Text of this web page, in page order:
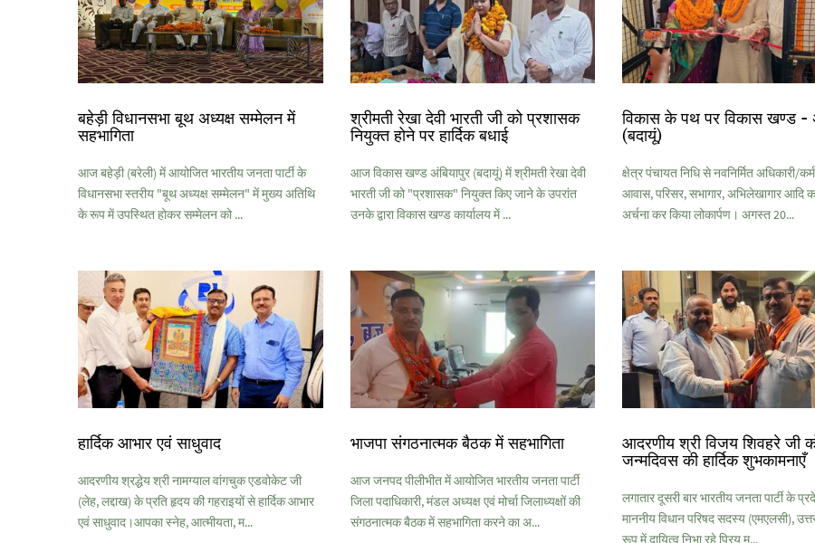
बहेड़ी विधानसभा बूथ अध्यक्ष सम्मेलन में
सहभागिता
आज बहेड़ी (बरेली) में आयोजित भारतीय जनता पार्टी के
विधानसभा स्तरीय "बूथ अध्यक्ष सम्मेलन" में मुख्य अतिथि
के रूप में उपस्थित होकर सम्मेलन को ...
श्रीमती रेखा देवी भारती जी को प्रशासक
नियुक्त होने पर हार्दिक बधाई
आज विकास खण्ड अंबियापुर (बदायूं) में श्रीमती रेखा देवी
भारती जी को "प्रशासक" नियुक्त किए जाने के उपरांत
उनके द्वारा विकास खण्ड कार्यालय में ...
विकास के पथ पर विकास खण्ड -
(बदायूं)
क्षेत्र पंचायत निधि से नवनिर्मित अधिकारी/
आवास, परिसर, सभागार, अभिलेखागार आदि
अर्चना कर किया लोकार्पण। अगस्त 20...
हार्दिक आभार एवं साधुवाद
आदरणीय श्रद्धेय श्री नामग्याल वांगचुक एडवोकेट जी
(लेह, लद्दाख) के प्रति हृदय की गहराइयों से हार्दिक आभार
एवं साधुवाद।आपका स्नेह, आत्मीयता, म...
भाजपा संगठनात्मक बैठक में सहभागिता
आज जनपद पीलीभीत में आयोजित भारतीय जनता पार्टी
जिला पदाधिकारी, मंडल अध्यक्ष एवं मोर्चा जिलाध्यक्षों की
संगठनात्मक बैठक में सहभागिता करने का अ...
आदरणीय श्री विजय शिवहरे जी
जन्मदिवस की हार्दिक शुभकामनाएँ
लगातार दूसरी बार भारतीय जनता पार्टी के
माननीय विधान परिषद सदस्य (एमएलसी),
रूप में दायित्व निभा रहे प्रिय म...